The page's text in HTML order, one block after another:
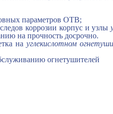
параметров ОТВ;
коррозии корпус и узлы
на прочность досрочно.
на углекислотном
огнетушителей